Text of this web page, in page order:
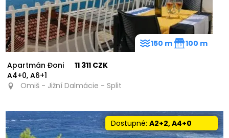
Apartmán Đoni
A4+0, A6+1
11 311 CZK
Omiš - Jižní Dalmácie - Split
150 m 100 m
Dostupné:A2+2, A4+0